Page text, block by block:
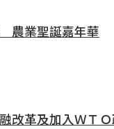
農業聖誕嘉年華
改革及加入ＷＴ